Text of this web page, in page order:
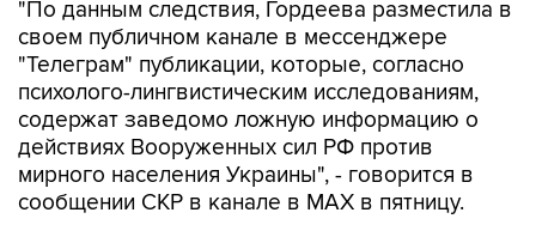
"Телеграм" публикации, которые, согласно
психолого-лингвистическим исследованиям,
содержат заведомо ложную информацию о
действиях Вооруженных сил РФ против
мирного населения Украины", - говорится в
сообщении СКР в канале в MAX в пятницу.
В ведомстве отметили, что в связи с этим